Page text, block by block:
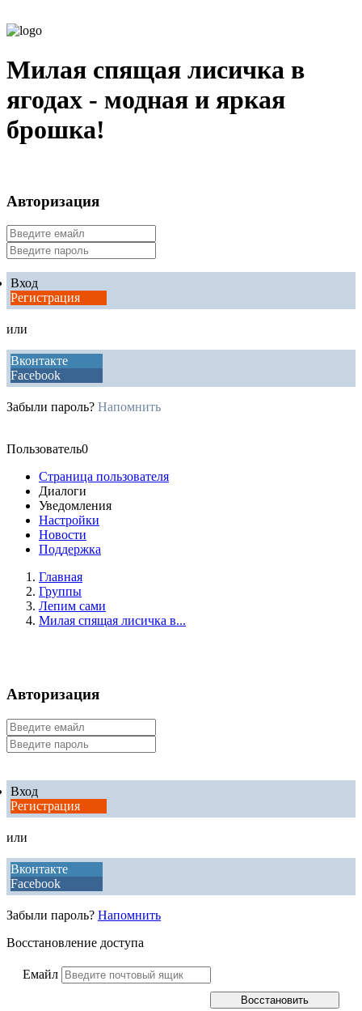
Милая спящая лисичка в
ягодах - модная и яркая
брошка!
Авторизация
Вход
Регистрация
или
Вконтакте
Facebook
Забыли пароль? Напомнить
Пользователь0
Страница пользователя
Диалоги
Уведомления
Настройки
Новости
Поддержка
Главная
Группы
Лепим сами
Милая спящая лисичка в...
Авторизация
Вход
Регистрация
или
Вконтакте
Facebook
Забыли пароль? Напомнить
Восстановление доступа
Емайл